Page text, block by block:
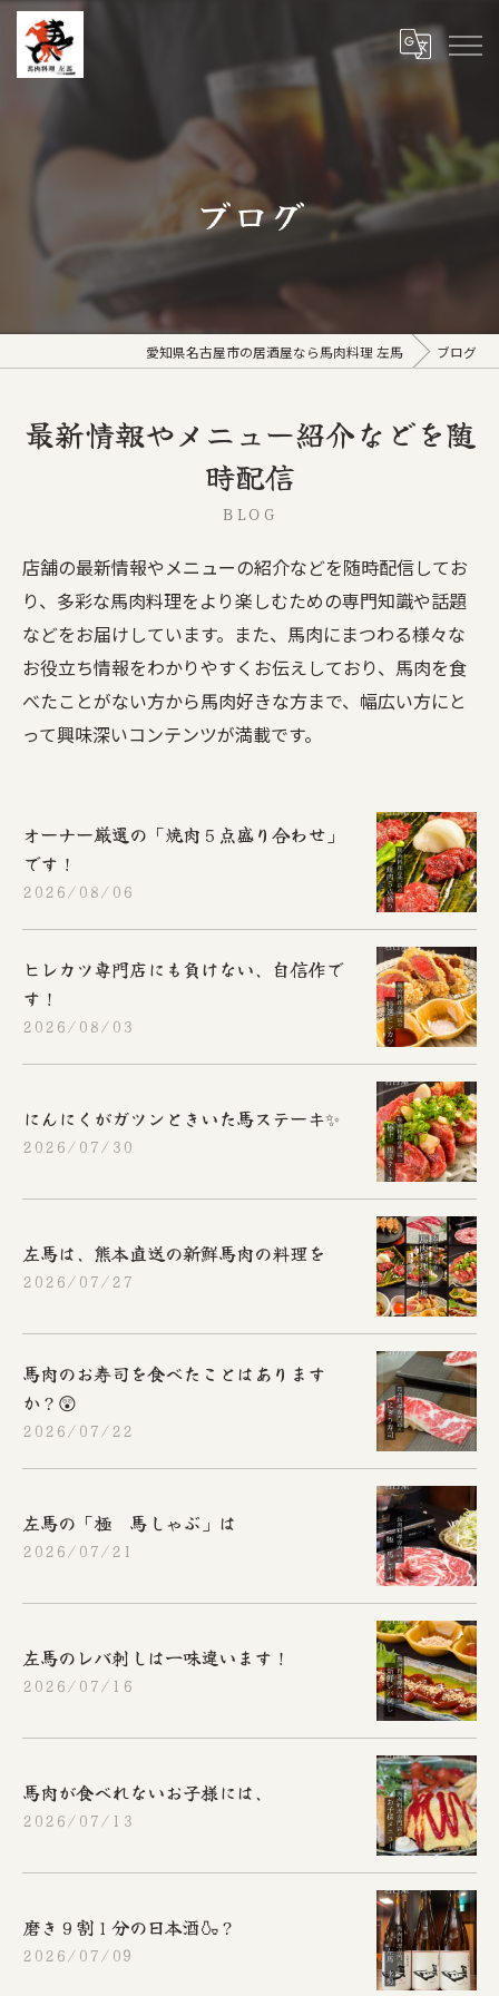
ブログ
愛知県名古屋市の居酒屋なら馬肉料理 左馬 ブログ
最新情報やメニュー紹介などを随
時配信
BLOG
店舗の最新情報やメニューの紹介などを随時配信してお
り、多彩な馬肉料理をより楽しむための専門知識や話題
などをお届けしています。また、馬肉にまつわる様々な
お役立ち情報をわかりやすくお伝えしており、馬肉を食
べたことがない方から馬肉好きな方まで、幅広い方にと
って興味深いコンテンツが満載です。
オーナー厳選の「焼肉５点盛り合わせ」
です！
2026/08/06
ヒレカツ専門店にも負けない、自信作で
す！
2026/08/03
にんにくがガツンときいた馬ステーキ✨
2026/07/30
左馬は、熊本直送の新鮮馬肉の料理を
2026/07/27
馬肉のお寿司を食べたことはあります
か？😲
2026/07/22
左馬の「極 馬しゃぶ」は
2026/07/21
左馬のレバ刺しは一味違います！
2026/07/16
馬肉が食べれないお子様には、
2026/07/13
磨き９割１分の日本酒🍶？
2026/07/09